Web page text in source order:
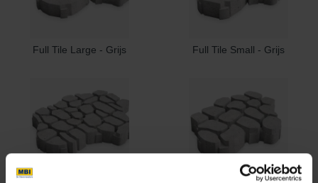
Full Tile Large - Grijs Full Tile Small - Grijs